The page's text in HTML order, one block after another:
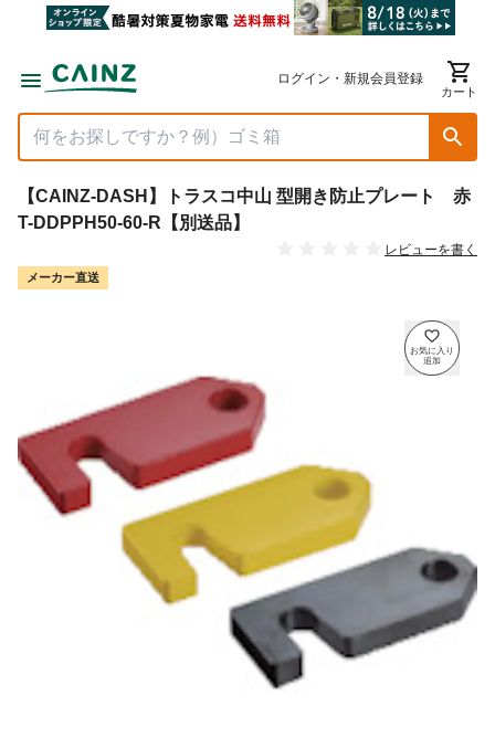
ログイン・新規会員登録
カート
【CAINZ-DASH】トラスコ中山 型開き防止プレート 赤
T-DDPPH50-60-R【別送品】
レビューを書く
メーカー直送